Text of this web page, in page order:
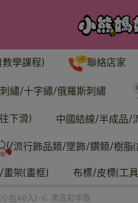
學課程) 聯絡店家
刺繡/十字繡/俄羅斯刺繡
下滑) 中國結線/半成品/
流行飾品類/墜飾/鑽類/樹脂(
架(畫框) 布標/皮標(工
包40入)-C. 黑底彩字款